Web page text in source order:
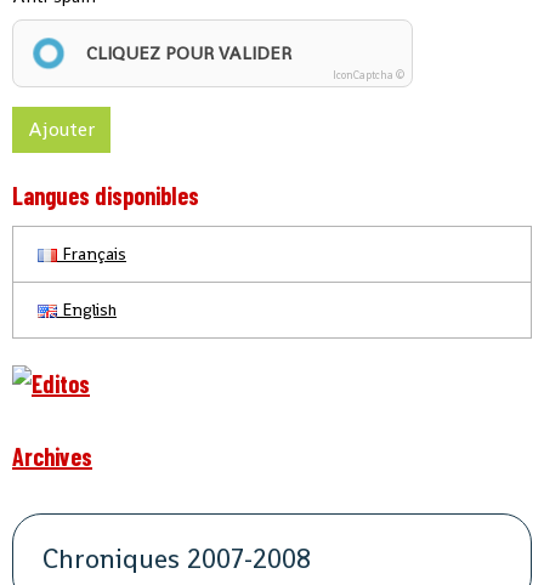
CLIQUEZ POUR VALIDER
IconCaptcha ©
Ajouter
Langues disponibles
Français
English
Archives
Chroniques 2007-2008